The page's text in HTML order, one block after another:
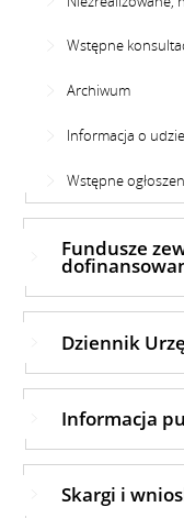
Wstępne
Archiwum
Informacja o
Wstępne
Fundusze
Dziennik
Informacja
Skargi i